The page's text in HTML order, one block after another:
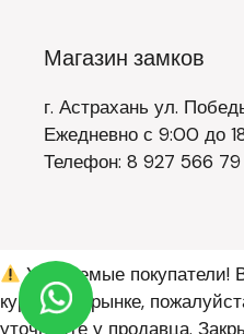
Магазин замков
г. Астрахань ул.
Ежедневно с 9:00 до
Телефон: 8 927 566
Уважаемые покупатели!
курсом на рынке,
уточняйте у продавца.